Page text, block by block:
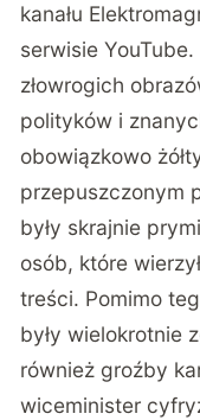
kanału
serwisie
złowrogich
polityków i
obowiązkowo
przepuszczonym
były skrajnie
osób, które
treści. Pomimo
były wielokrotnie
również groźby
wiceminister